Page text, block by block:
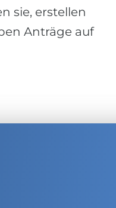
sie, erstellen
Anträge auf